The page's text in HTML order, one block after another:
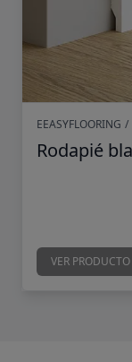
EEASYFLOORING /
Rodapié
VER PRODUCTO